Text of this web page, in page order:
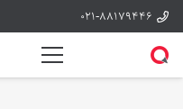
۰۲۱-۸۸۱۷۹۴۴۶